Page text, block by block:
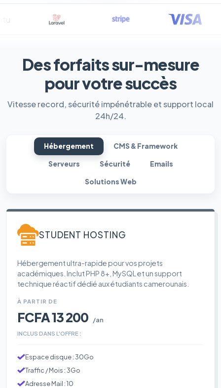
Des forfaits sur-mesure
pour votre succès
Vitesse record, sécurité impénétrable et support local
24h/24.
Hébergement CMS & Framework
Serveurs Sécurité Emails
Solutions Web
STUDENT HOSTING
Hébergement ultra-rapide pour vos projets
académiques. Inclut PHP 8+, MySQL et un support
technique réactif dédié aux étudiants camerounais.
À PARTIR DE
FCFA 13 200 /an
INCLUS DANS L'OFFRE :
Espace disque : 30Go
Traffic / Mois : 3Go
Adresse Mail : 10